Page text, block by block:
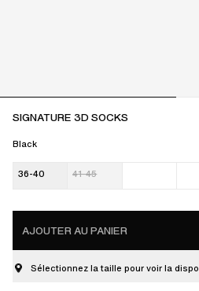
SIGNATURE 3D SOCKS
Black
36-40 41-45
AJOUTER AU PANIER
Sélectionnez la taille pour voir la